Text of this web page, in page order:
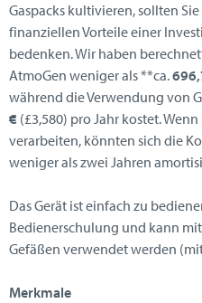
Gaspacks kultivieren, sollten
finanziellen Vorteile einer
bedenken. Wir haben
AtmoGen weniger als **ca.
während die Verwendung von
€ (£3,580) pro Jahr kostet.
verarbeiten, könnten sich die
weniger als zwei Jahren
Das Gerät ist einfach zu
Bedienerschulung und kann
Gefäßen verwendet werden
Merkmale